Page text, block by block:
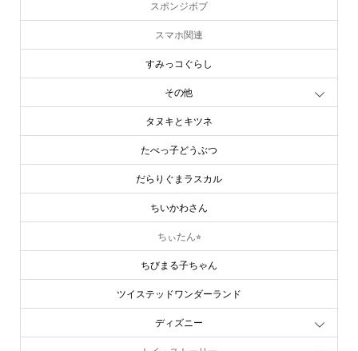
スポンジボブ
スマホ関連
すみっコぐらし
その他
タヌキとキツネ
たべっ子どうぶつ
だらりぐまラスカル
ちいかわさん
ちぃたん⭐︎
ちびまる子ちゃん
ツイステッドワンダーランド
ディズニー